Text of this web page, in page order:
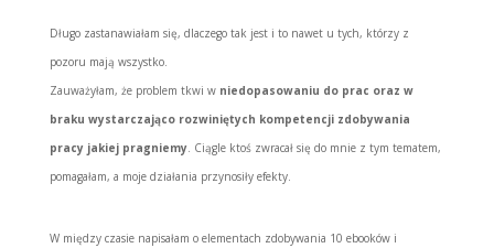
Długo zastanawiałam się, dlaczego tak jest i to nawet u tych, którzy z
pozoru mają wszystko.
Zauważyłam, że problem tkwi w niedopasowaniu do prac oraz w
braku wystarczająco rozwiniętych kompetencji zdobywania
pracy jakiej pragniemy. Ciągle ktoś zwracał się do mnie z tym tematem,
pomagałam, a moje działania przynosiły efekty.
W między czasie napisałam o elementach zdobywania 10 ebooków i